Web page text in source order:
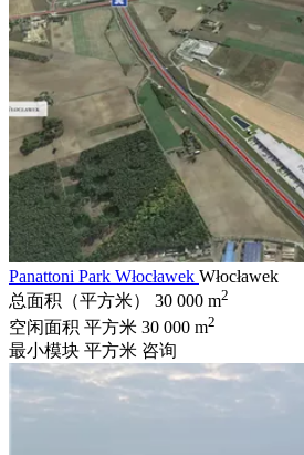
Panattoni Park Włocławek Włocławek
总面积（平方米）
30 000 m2
空闲面积 平方米 30 000 m2
最小模块 平方米 咨询